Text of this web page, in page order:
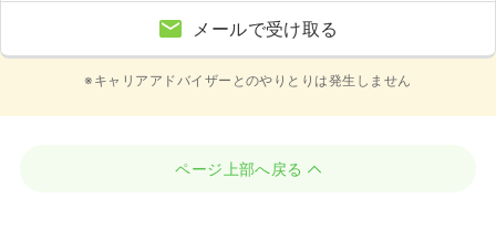
メールで受け取る
※キャリアアドバイザーとのやりとりは発生しません
ページ上部へ戻る